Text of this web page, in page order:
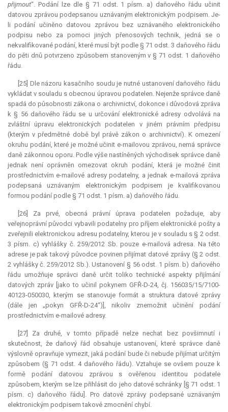
přijmout“. Podání lze dle § 71 odst. 1 písm. a) daňového řádu učinit
datovou zprávou podepsanou uznávaným elektronickým podpisem. Je-
li podání učiněno datovou zprávou bez uznávaného elektronického
podpisu nebo za pomoci jiných přenosových technik, jedná se o
nekvalifikované podání, které musí být podle § 71 odst. 3 daňového řádu
do pěti dnů potvrzeno způsobem stanoveným v § 71 odst. 1 daňového
řádu.
[25] Dle názoru kasačního soudu je nutné ustanovení daňového řádu
vykládat v souladu s obecnou úpravou podatelen. Nejenže správce daně
spadá do působnosti zákona o archivnictví, dokonce i důvodová zpráva
k § 56 daňového řádu se u určování elektronické adresy odvolává na
zvláštní úpravu elektronických podatelen v jiném právním předpisu
(kterým v předmětné době byl právě zákon o archivnictví). K omezení
okruhu podání, které je možné učinit e-mailovou zprávou, nemá správce
daně zákonnou oporu. Podle výše nastíněných východisek správce daně
jednak není oprávněn omezovat okruh podání, která je možné činit
prostřednictvím e-mailové adresy podatelny, a jednak e-mailová zpráva
podepsaná uznávaným elektronickým podpisem je kvalifikovanou
formou podání podle § 71 odst. 1 písm. a) daňového řádu.
[26] Za prvé, obecná právní úprava podatelen požaduje, aby
veřejnoprávní původci vybavili podatelny pro příjem elektronické pošty a
zveřejnili elektronickou adresu podatelny, kterou je v souladu s § 2 odst.
3 písm. c) vyhlášky č. 259/2012 Sb. pouze e-mailová adresa. Na této
adrese je pak takový původce povinen přijímat datové zprávy (§ 2 odst.
2 vyhlášky č. 259/2012 Sb.). Ustanovení § 56 odst. 1 písm. b) daňového
řádu umožňuje správci daně určit toliko technické aspekty přijímání
datových zpráv [jako to učinil pokynem GFŘ-D-24, čj. 156035/15/7100-
40123-050030, kterým se stanovuje formát a struktura datové zprávy
(dále jen „pokyn GFŘ-D-24“)], nikoliv znemožnit učinění podání
prostřednictvím e-mailové adresy.
[27] Za druhé, v tomto případě nelze nechat bez povšimnutí i
skutečnost, že daňový řád obsahuje ustanovení, které správce daně
výslovně opravňuje vymezit, jaká podání bude či nebude přijímat určitým
způsobem (§ 71 odst. 4 daňového řádu). Vztahuje se ovšem pouze k
formě podání datovou zprávou s ověřenou identitou podatele
způsobem, kterým se lze přihlásit do jeho datové schránky [§ 71 odst. 1
písm. c) daňového řádu]. Pro datové zprávy podepsané uznávaným
elektronickým podpisem takové zmocnění chybí.